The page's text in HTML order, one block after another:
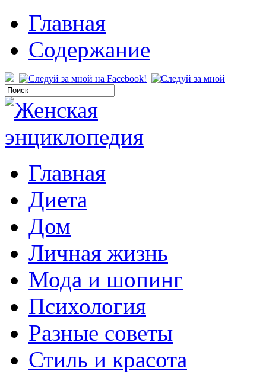
Главная
Содержание
Главная
Диета
Дом
Личная жизнь
Мода и шопинг
Психология
Разные советы
Стиль и красота